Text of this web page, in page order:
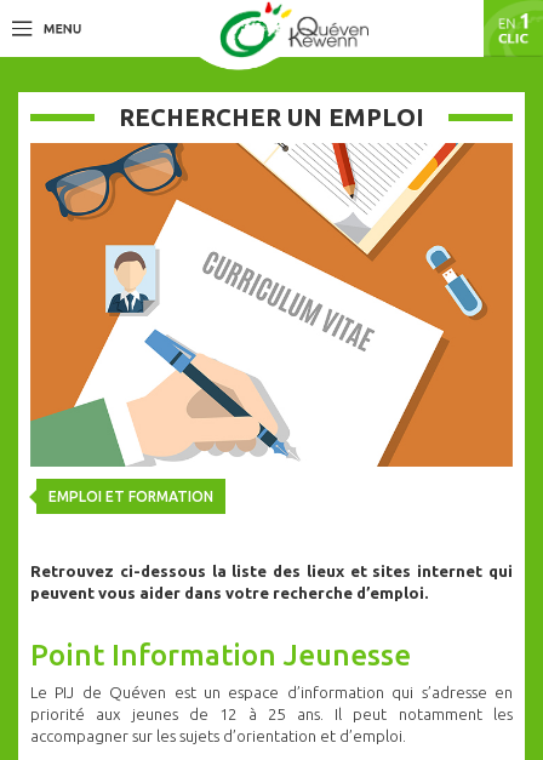
RECHERCHER UN EMPLOI
EMPLOI ET FORMATION
Retrouvez ci-dessous la liste des lieux et sites internet qui
peuvent vous aider dans votre recherche d’emploi.
Point Information Jeunesse
Le PIJ de Quéven est un espace d’information qui s’adresse en
priorité aux jeunes de 12 à 25 ans. Il peut notamment les
accompagner sur les sujets d’orientation et d’emploi.